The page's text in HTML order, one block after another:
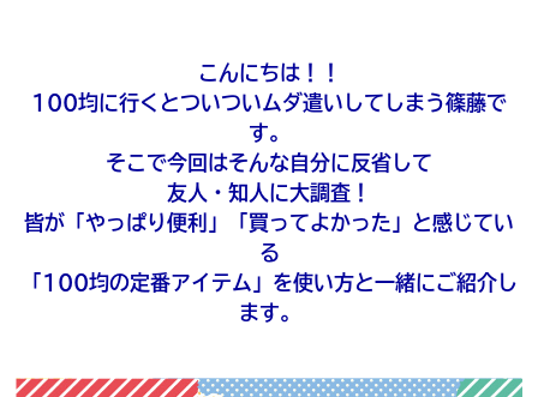
こんにちは！！
100均に行くとついついムダ遣いしてしまう篠藤で
す。
そこで今回はそんな自分に反省して
友人・知人に大調査！
皆が「やっぱり便利」「買ってよかった」と感じてい
る
「100均の定番アイテム」を使い方と一緒にご紹介し
ます。